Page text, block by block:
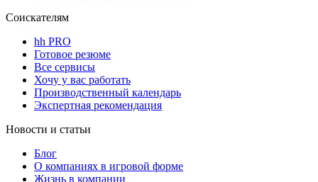
Соискателям
hh PRO
Готовое резюме
Все сервисы
Хочу у вас работать
Производственный календарь
Экспертная рекомендация
Новости и статьи
Блог
О компаниях в игровой форме
Жизнь в компании